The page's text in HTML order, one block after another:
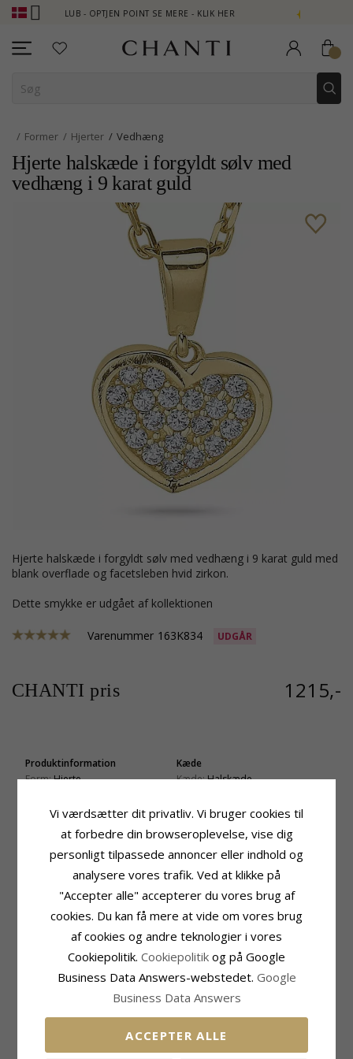
CLUB - OPTJEN POINT SE MERE - KLIK HER NEW COLLECTION
Former Hjerter Vedhæng
Hjerte halskæde i forgyldt sølv med
vedhæng i 9 karat guld
hjerte halskæde i forgyldt sølv med vedhæng i 9 karat guld med
blank overflade og facetsleben hvid zirkon.
Dette smykke er udgået af kollektionen
Varenummer 163K834 UDGÅR
CHANTI pris 1215,-
Produktinformation
Form:Hjerte
Kæde
Kæde:Halskæde
Længde:
Vedhæng
Vedhæng:
Vedhæng
Ædelmetal:9 Karat Guld
Overflade:Blank
Sten
Farve: Hvid
Sten:Zirkon
Fatning
Højde Ekskl. Øsken: 8,5 mm
14,1 mm
Leveringstid
Leveringstid:2-3 Hverdage
Vi værdsætter dit privatliv. Vi bruger cookies til
at forbedre din browseroplevelse, vise dig
personligt tilpassede annoncer eller indhold og
analysere vores trafik. Ved at klikke på
"Accepter alle" accepterer du vores brug af
cookies. Du kan få mere at vide om vores brug
af cookies og andre teknologier i vores
Cookiepolitik. Cookiepolitik og på Google
Business Data Answers-webstedet. Google
Business Data Answers
ACCEPTER ALLE